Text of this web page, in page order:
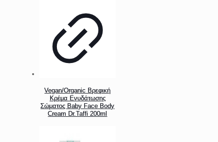
Vegan/Organic Βρεφική
Κρέμα Ενυδάτωσης
Σώματος Baby Face Body
Cream Dr.Taffi 200ml